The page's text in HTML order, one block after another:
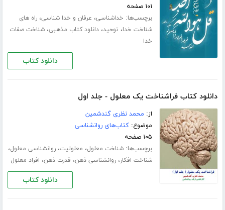
۱۰۱ صفحه
برچسب‌ها: خداشناسی، عرفان و خدا شناسی،راه های
شناخت خدا، توحید،دانلود کتاب مذهبی،شناخت صفات
خدا
دانلود کتاب
دانلود کتاب فراشناخت یک معلول - جلد اول
از: محمد نظری گندشمین
موضوع:کتاب‌های روانشناسی
۱۰۵ صفحه
برچسب‌ها:شناخت معلول، معلولیت،روانشناسی معلول،
شناخت افکار،روانشناسی ذهن، قدرت ذهن، افراد معلول
دانلود کتاب